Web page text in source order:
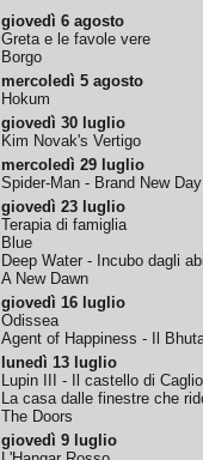
giovedì 6 agosto
Greta e le favole vere
Borgo
mercoledì 5 agosto
Hokum
giovedì 30 luglio
Kim Novak's Vertigo
mercoledì 29 luglio
Spider-Man - Brand New Day
giovedì 23 luglio
Terapia di famiglia
Blue
Deep Water - Incubo dagli
A New Dawn
giovedì 16 luglio
Odissea
Agent of Happiness - Il
lunedì 13 luglio
Lupin III - Il castello di
La casa dalle finestre che
The Doors
giovedì 9 luglio